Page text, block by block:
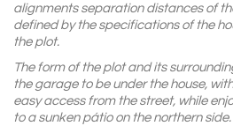
alignments separation distances of
defined by the specifications of the
the plot.
The form of the plot and its
the garage to be under the house,
easy access from the street, while
to a sunken pátio on the northern